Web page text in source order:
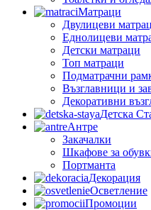
Матраци
Двулицеви
Еднолицеви
Детски матраци
Топ матраци
Подматрачни
Възглавници и
Декоративни
Детска
Антре
Закачалки
Шкафове за
Портманта
Декорация
Осветление
Промоции